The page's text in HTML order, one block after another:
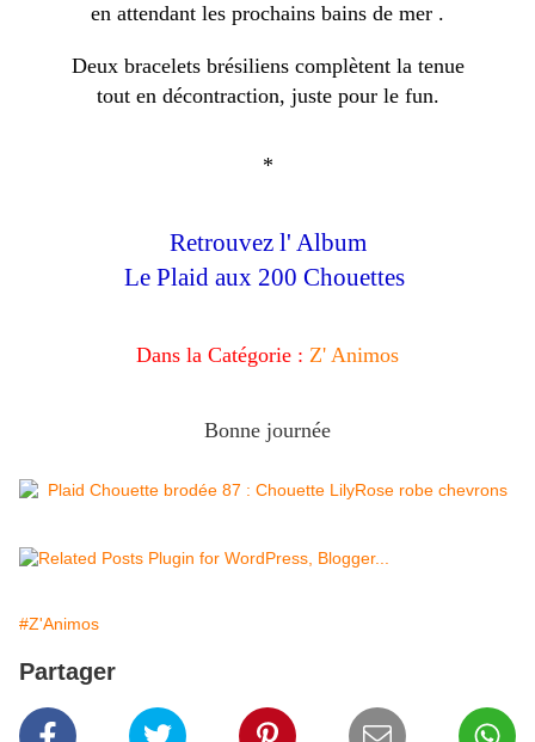
en attendant les prochains bains de mer .
Deux bracelets brésiliens complètent la tenue
tout en décontraction, juste pour le fun.
*
Retrouvez l' Album
Le Plaid aux 200 Chouettes
Dans la Catégorie : Z' Animos
Bonne journée
#Z'Animos
Partager